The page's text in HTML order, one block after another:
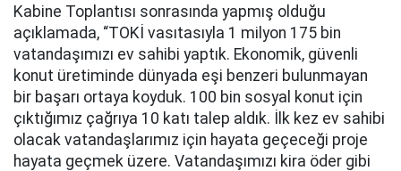
Kabine Toplantısı sonrasında yapmış olduğu
açıklamada, “TOKİ vasıtasıyla 1 milyon 175 bin
vatandaşımızı ev sahibi yaptık. Ekonomik, güvenli
konut üretiminde dünyada eşi benzeri bulunmayan
bir başarı ortaya koyduk. 100 bin sosyal konut için
çıktığımız çağrıya 10 katı talep aldık. İlk kez ev sahibi
olacak vatandaşlarımız için hayata geçeceği proje
hayata geçmek üzere. Vatandaşımızı kira öder gibi